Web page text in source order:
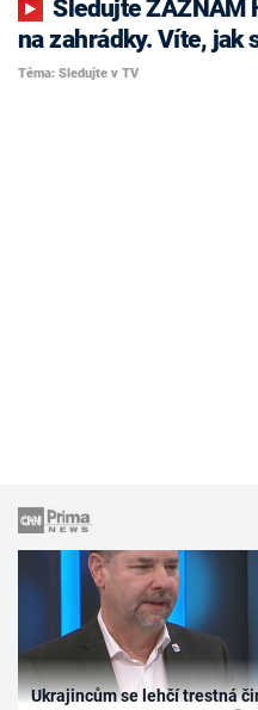
Sledujte ZÁZNAM Hlavních zpráv: Zpátky
na zahrádky. Víte, jak
Téma: Sledujte v TV
Ukrajincům se lehčí trestná